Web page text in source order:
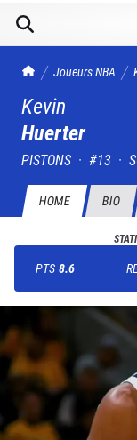
TrashTalk Actu NBA
Joueurs NBA
Kevin
Huerter
PISTONS · #13 ·
HOME BIO
PTS 8.6